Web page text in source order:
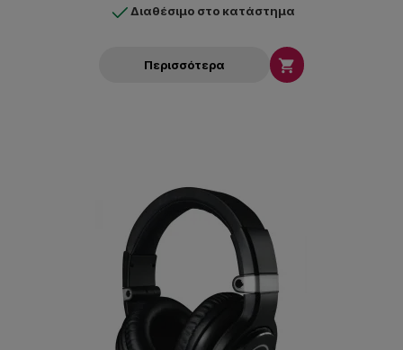
Διαθέσιμο στο κατάστημα
Περισσότερα 